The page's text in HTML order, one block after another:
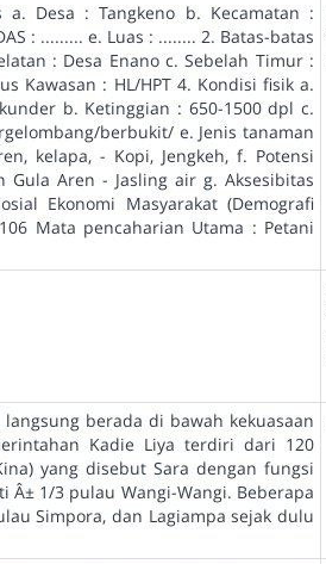
Desa : Tangkeno b. Kecamatan :
: ......... e. Luas : ........ 2. Batas-batas
: Desa Enano c. Sebelah Timur :
Kawasan : HL/HPT 4. Kondisi fisik a.
b. Ketinggian : 650-1500 dpl c.
berbukit/ e. Jenis tanaman
kelapa, - Kopi, Jengkeh, f. Potensi
Aren - Jasling air g. Aksesibitas
Ekonomi Masyarakat (Demografi
Mata pencaharian Utama : Petani
berada di bawah kekuasaan
Kadie Liya terdiri dari 120
yang disebut Sara dengan fungsi
Â± 1/3 pulau Wangi-Wangi. Beberapa
Simpora, dan Lagiampa sejak dulu